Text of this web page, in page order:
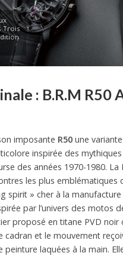
Trois
: B.R.M R50
imposante R50une variante
inspirée des mythiques
des années 1970-1980. La
les plus emblématiques
spirit » cher à la manufacture
par l’univers des motos
proposé en titane PVD noir
cadran et le mouvement
peinture laquées à la main.